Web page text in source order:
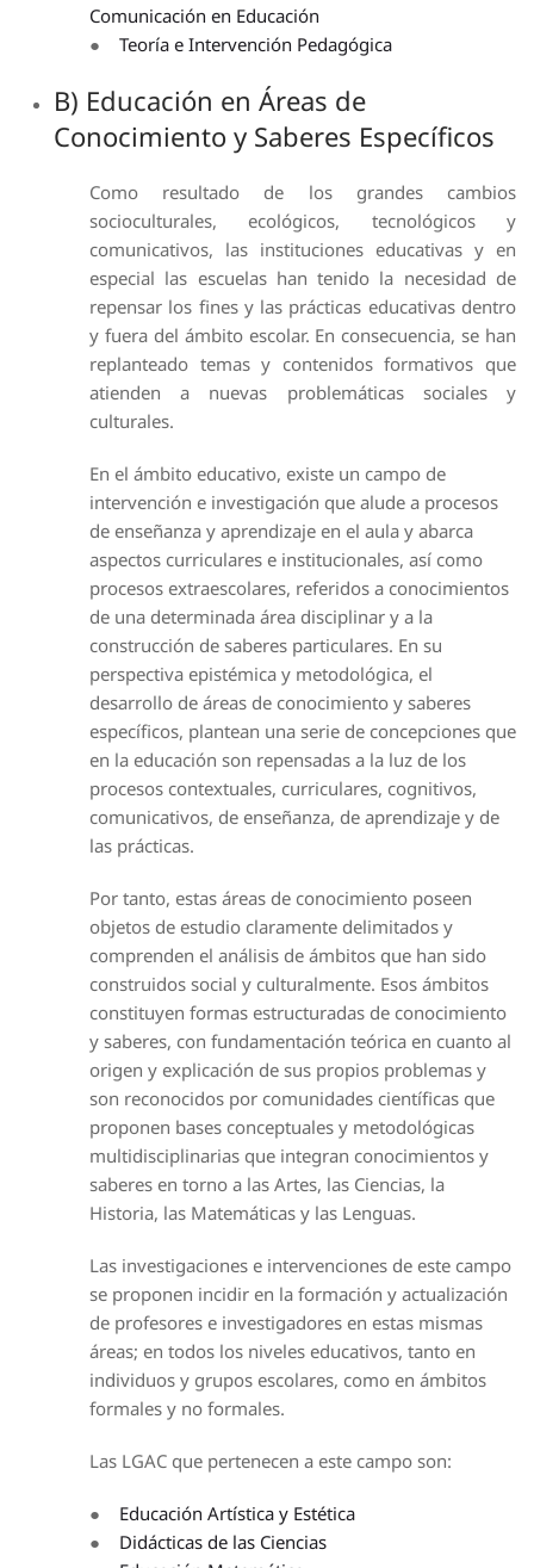
Comunicación en Educación
● Teoría e Intervención Pedagógica
B) Educación en Áreas de
Conocimiento y Saberes Específicos
Como resultado de los grandes cambios
socioculturales, ecológicos, tecnológicos y
comunicativos, las instituciones educativas y en
especial las escuelas han tenido la necesidad de
repensar los fines y las prácticas educativas dentro
y fuera del ámbito escolar. En consecuencia, se han
replanteado temas y contenidos formativos que
atienden a nuevas problemáticas sociales y
culturales.
En el ámbito educativo, existe un campo de
intervención e investigación que alude a procesos
de enseñanza y aprendizaje en el aula y abarca
aspectos curriculares e institucionales, así como
procesos extraescolares, referidos a conocimientos
de una determinada área disciplinar y a la
construcción de saberes particulares. En su
perspectiva epistémica y metodológica, el
desarrollo de áreas de conocimiento y saberes
específicos, plantean una serie de concepciones que
en la educación son repensadas a la luz de los
procesos contextuales, curriculares, cognitivos,
comunicativos, de enseñanza, de aprendizaje y de
las prácticas.
Por tanto, estas áreas de conocimiento poseen
objetos de estudio claramente delimitados y
comprenden el análisis de ámbitos que han sido
construidos social y culturalmente. Esos ámbitos
constituyen formas estructuradas de conocimiento
y saberes, con fundamentación teórica en cuanto al
origen y explicación de sus propios problemas y
son reconocidos por comunidades científicas que
proponen bases conceptuales y metodológicas
multidisciplinarias que integran conocimientos y
saberes en torno a las Artes, las Ciencias, la
Historia, las Matemáticas y las Lenguas.
Las investigaciones e intervenciones de este campo
se proponen incidir en la formación y actualización
de profesores e investigadores en estas mismas
áreas; en todos los niveles educativos, tanto en
individuos y grupos escolares, como en ámbitos
formales y no formales.
Las LGAC que pertenecen a este campo son:
● Educación Artística y Estética
● Didácticas de las Ciencias